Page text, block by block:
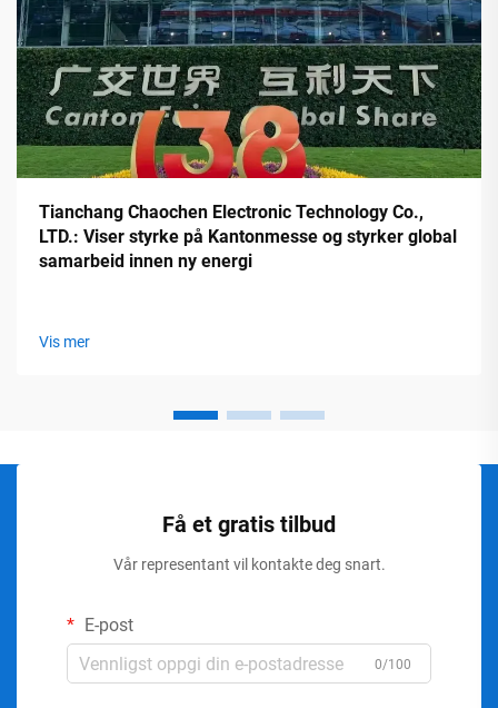
Tianchang Chaochen Electronic Technology Co.,
LTD.: Viser styrke på Kantonmesse og styrker global
samarbeid innen ny energi
Vis mer
Få et gratis tilbud
Vår representant vil kontakte deg snart.
E-post
0/100